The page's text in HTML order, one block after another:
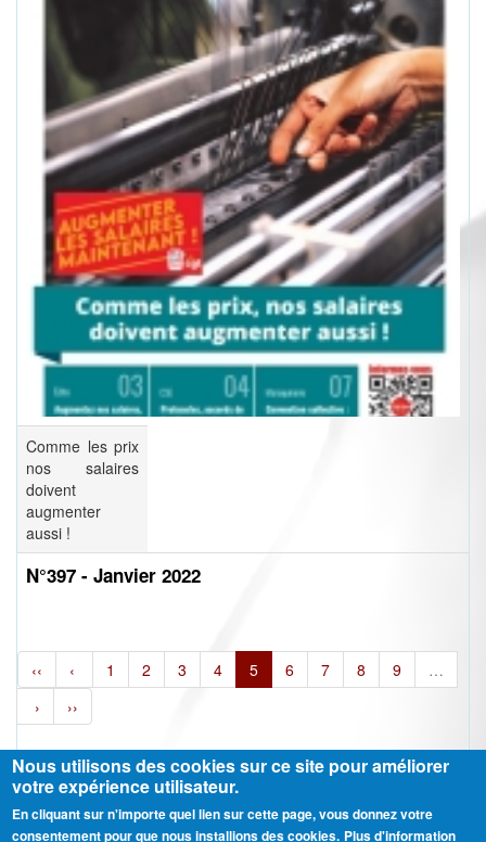
Comme les prix
nos salaires
doivent
augmenter
aussi !
N°397 - Janvier 2022
‹‹ ‹ 1 2 3 4 5 6 7 8 9
…
›
››
Ⓒ CGT Fédération THCB - Tous les droits réservés - Mentions légales
Nous utilisons des cookies sur ce site pour améliorer
votre expérience utilisateur.
En cliquant sur n'importe quel lien sur cette page, vous donnez votre
consentement pour que nous installions des cookies. Plus d'information